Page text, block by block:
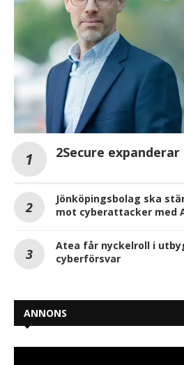
2Secure
Jönköpingsbolag ska
mot cyberattacker med
Atea får nyckelroll i
cyberförsvar
ANNONS